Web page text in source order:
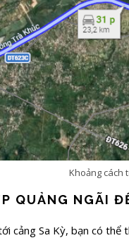
Khoảng cách
QUẢNG NGÃI
cảng Sa Kỳ, bạn có thể